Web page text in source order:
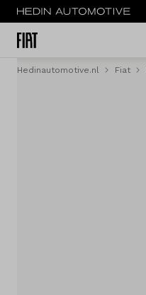
Menu
Hedinautomotive.nl Fiat